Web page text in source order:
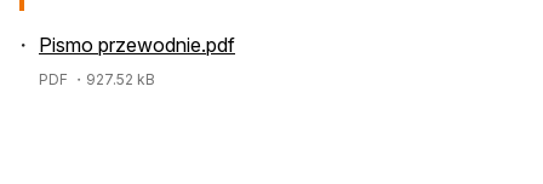
Pismo przewodnie.pdf
PDF ・927.52 kB